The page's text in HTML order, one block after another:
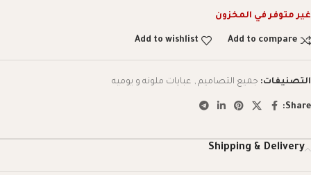
غير متوفر في المخزون
Add to compare
Add to wishlist
التصنيفات: جميع التصاميم , عبايات ملونه و يوميه
Share:
Shipping & Delivery